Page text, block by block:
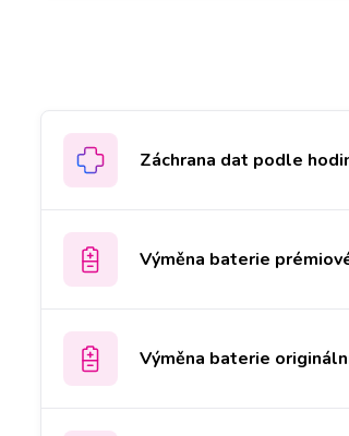
Záchrana dat podle
Výměna baterie
Výměna baterie